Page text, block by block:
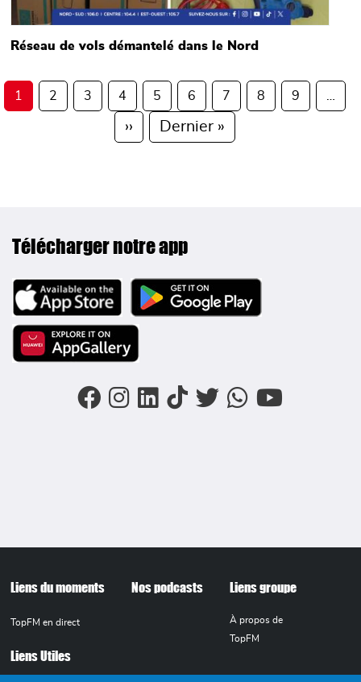
Réseau de vols démantelé dans le Nord
Pagination
1 2 3 4 5 6 7 8 9
››Page suivante
Dernier »Dernière page
Télécharger notre app
Image Image
Image
FOOTER MENU
Liens du moments
TopFM en direct
Nos podcasts Liens groupe
À propos de
TopFM
Liens Utiles